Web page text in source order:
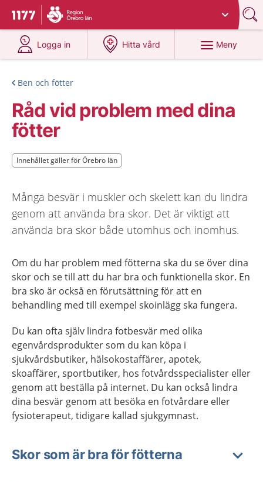
Till startsidan för 1177
Du har valt region
Logga in
på 1177.se
Hitta vård
på 1177.se
Meny
Ben och fötter
Råd vid problem med dina
fötter
Innehållet gäller för Örebro län
Innehållet gäller för Örebro län
Många besvär i muskler och skelett kan du lindra
genom att använda bra skor. Det är viktigt att
använda bra skor både utomhus och inomhus.
Om du har problem med fötterna ska du se över dina
skor och se till att du har bra och funktionella skor. En
bra sko är också en förutsättning för att en
behandling med till exempel skoinlägg ska fungera.
Du kan ofta själv lindra fotbesvär med olika
egenvårdsprodukter som du kan köpa i
sjukvårdsbutiker, hälsokostaffärer, apotek,
skoaffärer, sportbutiker, hos fotvårdsspecialister eller
genom att beställa på internet. Du kan också lindra
dina besvär genom att besöka en fotvårdare eller
fysioterapeut, tidigare kallad sjukgymnast.
Skor som är bra för fötterna